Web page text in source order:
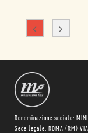
Denominazione sociale:
Sede legale: ROMA (RM)